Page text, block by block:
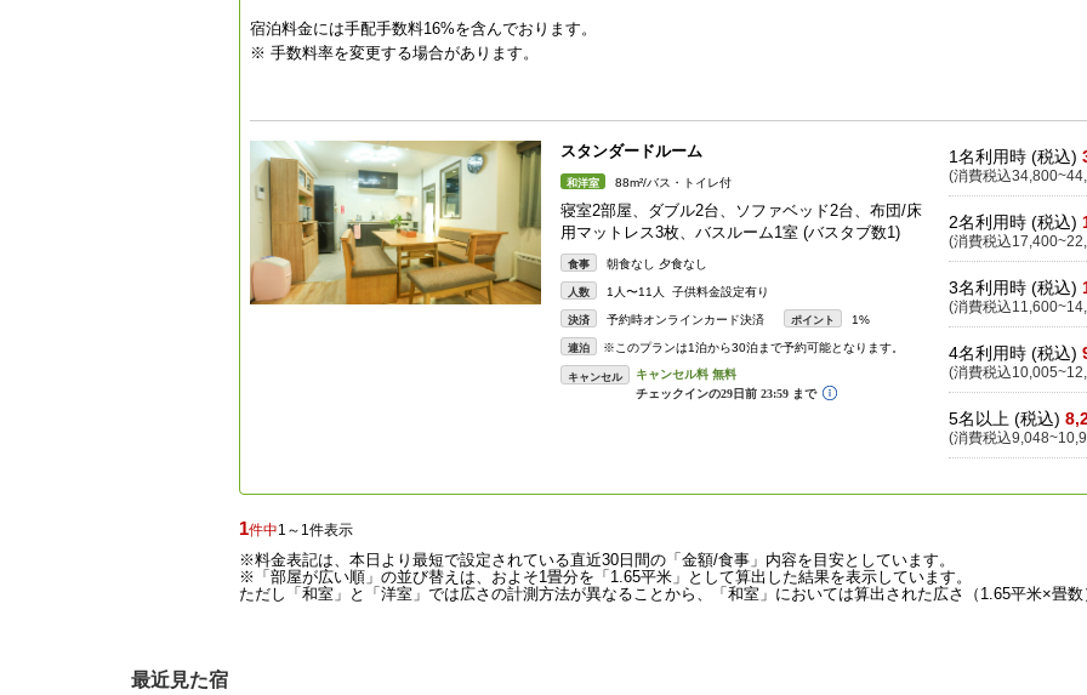
宿泊料金には手配手数料16%を含んでおります。
※ 手数料率を変更する場合があります。
スタンダードルーム
和洋室 88m²/バス・トイレ付
寝室2部屋、ダブル2台、ソファベッド2台、布団/床
用マットレス3枚、バスルーム1室 (バスタブ数1)
食事 朝食なし 夕食なし
人数 1人〜11人 子供料金設定有り
決済 予約時オンラインカード決済 ポイント 1%
連泊 ※このプランは1泊から30泊まで予約可能となります。
キャンセル
1名利用時 (税込)
(消費税込
2名利用時 (税込)
(消費税込
3名利用時 (税込)
(消費税込
4名利用時 (税込)
(消費税込
5名以上 (税込)
(消費税込
1件中1～1件表示
※料金表記は、本日より最短で設定されている直近30日間の「金額/食事」内容を目安としています。
※「部屋が広い順」の並び替えは、およそ1畳分を「1.65平米」として算出した結果を表示しています。
ただし「和室」と「洋室」では広さの計測方法が異なることから、「和室」においては算出された広さ（1.65平米×畳数
最近見た宿